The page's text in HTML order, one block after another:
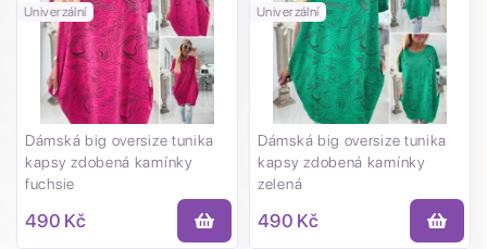
Univerzální
Dámská big oversize tunika
kapsy zdobená kamínky
fuchsie
490 Kč
Univerzální
Dámská big oversize tunika
kapsy zdobená kamínky
zelená
490 Kč